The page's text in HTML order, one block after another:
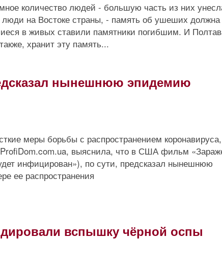
количество людей - большую часть из них
на Востоке страны, - память об ушеших
в живых ставили памятники погибшим. И
хранит эту память...
нынешнюю эпидемию
меры борьбы с распространением коронавируса,
выяснила, что в США фильм
инфицирован»), по сути, предсказал нынешнюю
ее распространения
вспышку чёрной оспы